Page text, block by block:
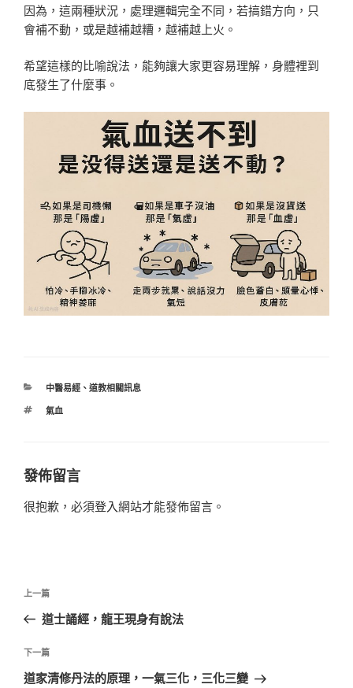
因為，這兩種狀況，處理邏輯完全不同，若搞錯方向，只
會補不動，或是越補越糟，越補越上火。
希望這樣的比喻說法，能夠讓大家更容易理解，身體裡到
底發生了什麼事。
分
中醫易經、 道教相關訊息
標
氣血
發佈留言
很抱歉，必須登入網站才能發佈留言。
文
導
覽
上
一
文
章
上一篇
道士誦經，龍王現身有說法
下
一
下一篇
道家清修丹法的原理，一氣三化，三化三變